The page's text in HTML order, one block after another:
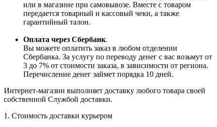
или в магазине при самовывозе. Вместе с товаром
передается товарный и кассовый чеки, а также
гарантийный талон.
Оплата через Сбербанк.
Вы можете оплатить заказ в любом отделении
Сбербанка. За услугу по переводу денег с вас возьмут от
3 до 7% от стоимости заказа, в зависимости от региона.
Перечисление денег займет порядка 10 дней.
Интернет-магазин выполняет доставку любого товара своей
собственной Службой доставки.
1. Стоимость доставки курьером